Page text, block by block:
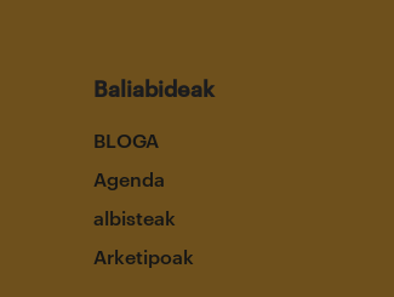
Baliabideak
BLOGA
Agenda
albisteak
Arketipoak